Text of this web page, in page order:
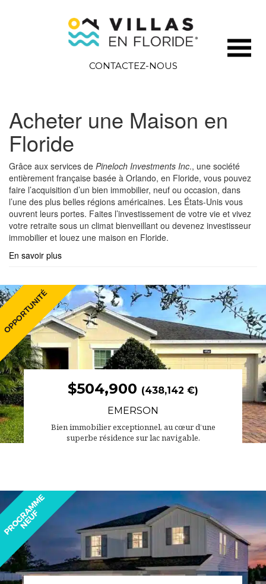
CONTACTEZ-NOUS
Acheter une Maison en
Floride
Grâce aux services de Pineloch Investments Inc., une société
entièrement française basée à Orlando, en Floride, vous pouvez
faire l’acquisition d’un bien immobilier, neuf ou occasion, dans
l’une des plus belles régions américaines. Les États-Unis vous
ouvrent leurs portes. Faites l’investissement de votre vie et vivez
votre retraite sous un climat bienveillant ou devenez investisseur
immobilier et louez une maison en Floride.
En savoir plus
$504,900 (438,142 €)
EMERSON
Bien immobilier exceptionnel, au cœur d’une
superbe résidence sur lac navigable.